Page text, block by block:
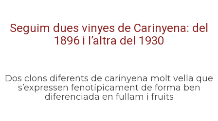
Seguim dues vinyes de Carinyena: del
1896 i l’altra del 1930
Dos clons diferents de carinyena molt vella que
s’expressen fenotípicament de forma ben
diferenciada en fullam i fruits